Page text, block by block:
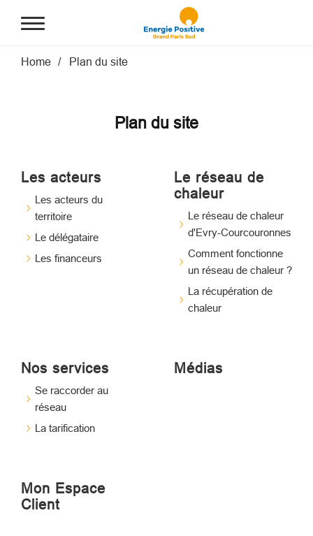
Fil d'Ariane
Home Plan du site
Plan du site
Les acteurs
Les acteurs du
territoire
Le délégataire
Les financeurs
Le réseau de
chaleur
Le réseau de chaleur
d'Evry-Courcouronnes
Comment fonctionne
un réseau de chaleur ?
La récupération de
chaleur
Nos services
Se raccorder au
réseau
La tarification
Médias
Mon Espace
Client